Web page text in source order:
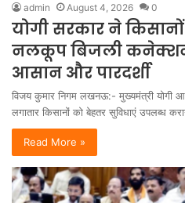
admin August 4, 2026 0
योगी सरकार ने किसानों
नलकूप बिजली कनेक्शन
आसान और पारदर्शी
विजय कुमार निगम लखनऊ:- मुख्यमंत्री योगी
लगातार किसानों को बेहतर सुविधाएं उपलब्ध
Read More »